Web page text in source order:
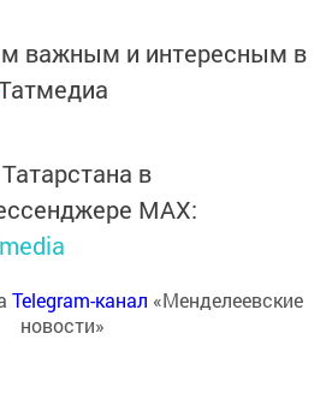
важным и интересным в
в
MАХ:
Telegram-канал «Менделеевские
новости»